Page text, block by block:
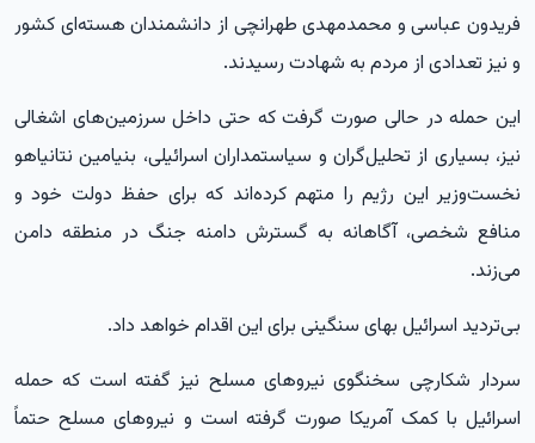
فریدون عباسی و محمدمهدی طهرانچی از دانشمندان هسته‌ای کشور
و نیز تعدادی از مردم به شهادت رسیدند.
این حمله در حالی صورت گرفت که حتی داخل سرزمین‌های اشغالی
نیز، بسیاری از تحلیل‌گران و سیاستمداران اسرائیلی، بنیامین نتانیاهو
نخست‌وزیر این رژیم را متهم کرده‌اند که برای حفظ دولت خود و
منافع شخصی، آگاهانه به گسترش دامنه جنگ در منطقه دامن
می‌زند.
بی‌تردید اسرائیل بهای سنگینی برای این اقدام خواهد داد.
سردار شکارچی سخنگوی نیروهای مسلح نیز گفته است که حمله
اسرائیل با کمک آمریکا صورت گرفته است و نیروهای مسلح حتماً